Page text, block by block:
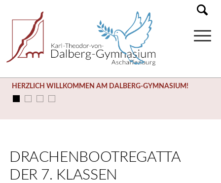
HERZLICH WILLKOMMEN AM DALBERG-GYMNASIUM!
DRACHENBOOTREGATTA
DER 7. KLASSEN